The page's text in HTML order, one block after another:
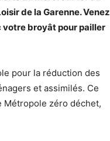
de la Garenne. Venez
votre broyât pour pailler
pour la réduction des
et assimilés. Ce
Métropole zéro déchet,